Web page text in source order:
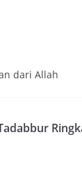
dari Allah